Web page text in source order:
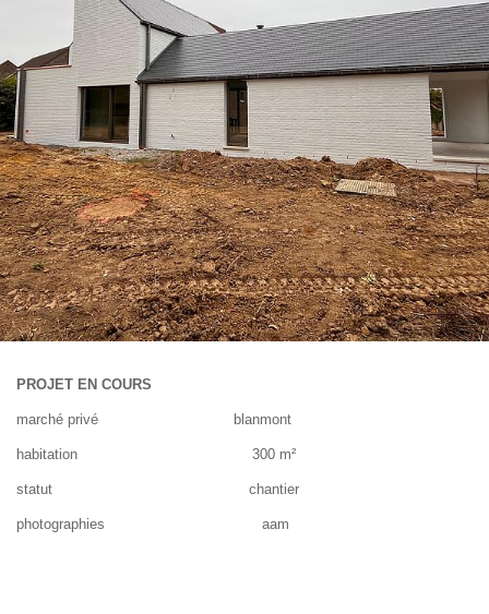
PROJET EN COURS
marché privé blanmont
habitation 300 m²
statut chantier
photographies aam